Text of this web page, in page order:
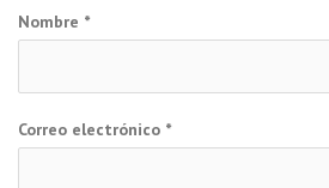
Nombre *
Correo electrónico *